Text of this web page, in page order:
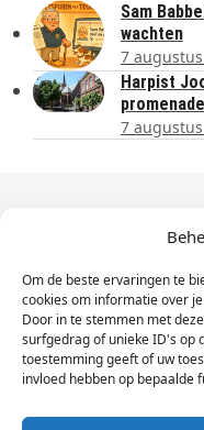
Om de beste ervaringen te
cookies om informatie over
Door in te stemmen met
surfgedrag of unieke ID's op
toestemming geeft of uw
invloed hebben op bepaalde
Sam
wachten
7
Harpist
7
Dagelijks het
Vul
hier
je
e-
mailadres
in